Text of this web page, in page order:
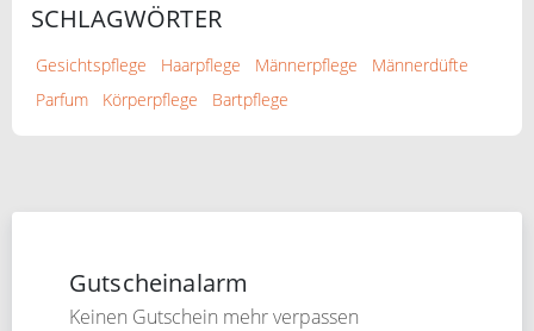
SCHLAGWÖRTER
Gesichtspflege Haarpflege Männerpflege
Männerdüfte
Parfum
Körperpflege Bartpflege
Gutscheinalarm
Keinen Gutschein mehr verpassen